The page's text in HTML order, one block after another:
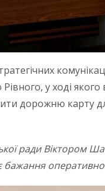
у ході
дорожню карту
ради Віктором